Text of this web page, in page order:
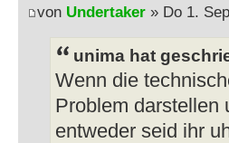
von Undertaker » Do 1.
unima hat
Wenn die
Problem darstellen
entweder seid ihr